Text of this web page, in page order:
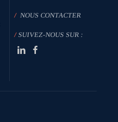
/NOUS CONTACTER
/SUIVEZ-NOUS SUR :